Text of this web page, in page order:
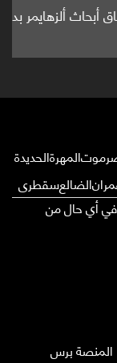
بدراسة
المهرةالحديدة
الضالعسقطرى
في أي حال من
المنصة برس